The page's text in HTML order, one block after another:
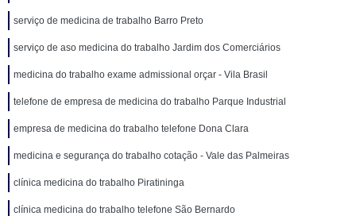
serviço de medicina de trabalho Barro Preto
serviço de aso medicina do trabalho Jardim dos Comerciários
medicina do trabalho exame admissional orçar - Vila Brasil
telefone de empresa de medicina do trabalho Parque Industrial
empresa de medicina do trabalho telefone Dona Clara
medicina e segurança do trabalho cotação - Vale das Palmeiras
clínica medicina do trabalho Piratininga
clínica medicina do trabalho telefone São Bernardo